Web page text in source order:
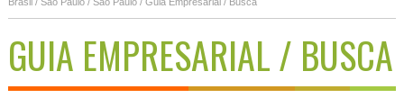
GUIA EMPRESARIAL / BUSCA